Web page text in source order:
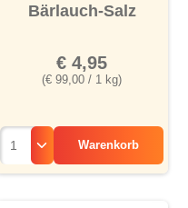
Bärlauch-Salz
(€ 99,00 / 1 kg)
€ 4,95
Warenkorb